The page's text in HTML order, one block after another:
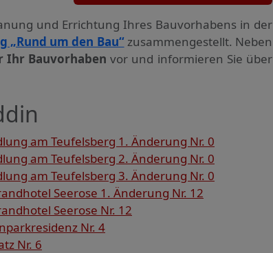
und Errichtung Ihres Bauvorhabens in der
„Rund um den Bau“zusammengestellt. Neben
Ihr Bauvorhaben vor und informieren Sie über
am Teufelsberg 1. Änderung Nr. 0
am Teufelsberg 2. Änderung Nr. 0
am Teufelsberg 3. Änderung Nr. 0
Seerose 1. Änderung Nr. 12
Seerose Nr. 12
Nr. 4
Nr. 6